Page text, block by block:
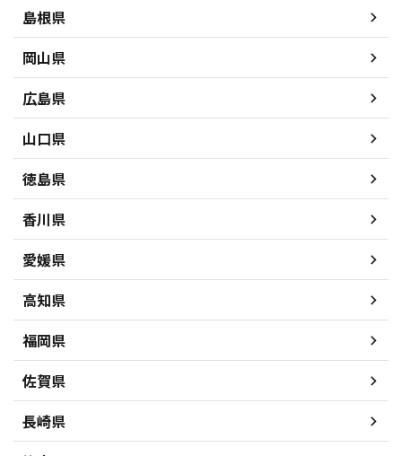
島根県
岡山県
広島県
山口県
徳島県
香川県
愛媛県
高知県
福岡県
佐賀県
長崎県